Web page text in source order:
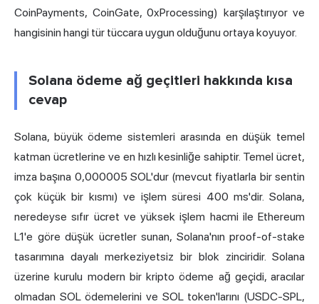
CoinPayments, CoinGate, 0xProcessing) karşılaştırıyor ve
hangisinin hangi tür tüccara uygun olduğunu ortaya koyuyor.
Solana ödeme ağ geçitleri hakkında kısa
cevap
Solana, büyük ödeme sistemleri arasında en düşük temel
katman ücretlerine ve en hızlı kesinliğe sahiptir. Temel ücret,
imza başına 0,000005 SOL'dur (mevcut fiyatlarla bir sentin
çok küçük bir kısmı) ve işlem süresi 400 ms'dir. Solana,
neredeyse sıfır ücret ve yüksek işlem hacmi ile Ethereum
L1'e göre düşük ücretler sunan, Solana'nın proof-of-stake
tasarımına dayalı merkeziyetsiz bir blok zinciridir. Solana
üzerine kurulu modern bir kripto ödeme ağ geçidi, aracılar
olmadan SOL ödemelerini ve SOL token'larını (USDC-SPL,